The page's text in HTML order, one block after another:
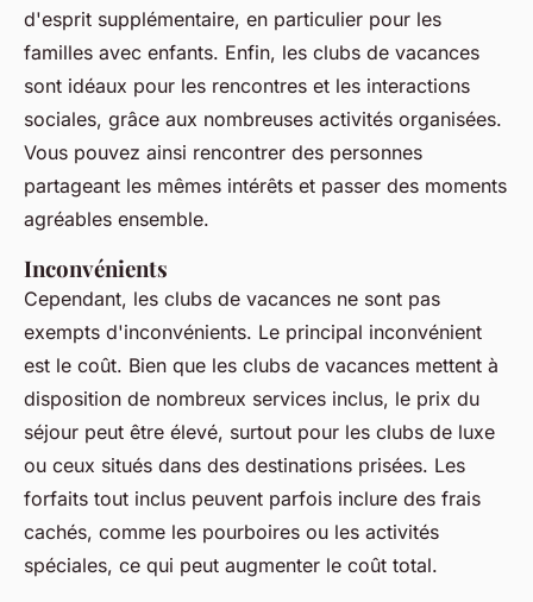
d'esprit supplémentaire, en particulier pour les
familles avec enfants. Enfin, les clubs de vacances
sont idéaux pour les rencontres et les interactions
sociales, grâce aux nombreuses activités organisées.
Vous pouvez ainsi rencontrer des personnes
partageant les mêmes intérêts et passer des moments
agréables ensemble.
Inconvénients
Cependant, les clubs de vacances ne sont pas
exempts d'inconvénients. Le principal inconvénient
est le coût. Bien que les clubs de vacances mettent à
disposition de nombreux services inclus, le prix du
séjour peut être élevé, surtout pour les clubs de luxe
ou ceux situés dans des destinations prisées. Les
forfaits tout inclus peuvent parfois inclure des frais
cachés, comme les pourboires ou les activités
spéciales, ce qui peut augmenter le coût total.